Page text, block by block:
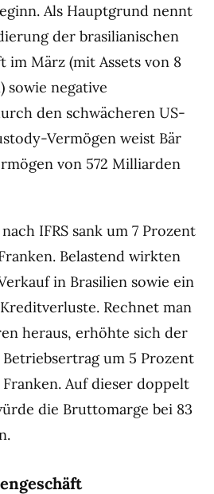
Als Hauptgrund nennt
der brasilianischen
im März (mit Assets von 8
sowie negative
den schwächeren US-
Vermögen weist Bär
von 572 Milliarden
IFRS sank um 7 Prozent
Belastend wirkten
in Brasilien sowie ein
Rechnet man
heraus, erhöhte sich der
um 5 Prozent
Auf dieser doppelt
die Bruttomarge bei 83